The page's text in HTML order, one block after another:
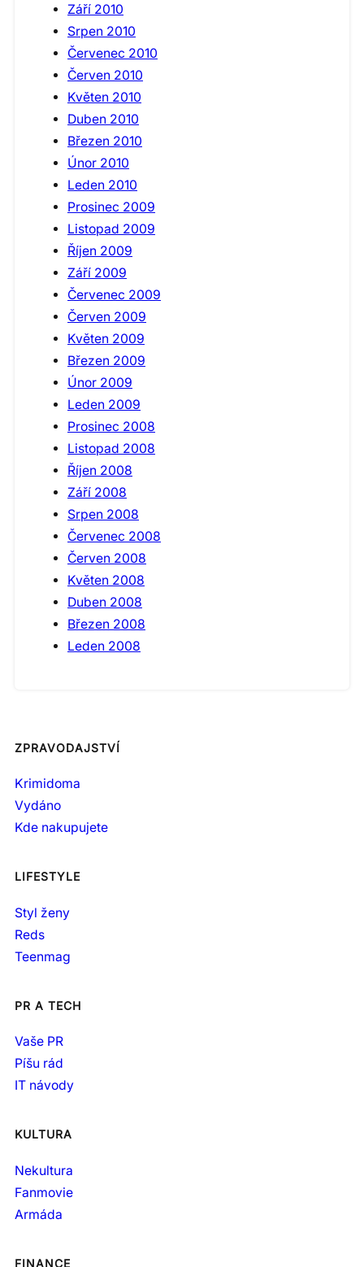
Září 2010
Srpen 2010
Červenec 2010
Červen 2010
Květen 2010
Duben 2010
Březen 2010
Únor 2010
Leden 2010
Prosinec 2009
Listopad 2009
Říjen 2009
Září 2009
Červenec 2009
Červen 2009
Květen 2009
Březen 2009
Únor 2009
Leden 2009
Prosinec 2008
Listopad 2008
Říjen 2008
Září 2008
Srpen 2008
Červenec 2008
Červen 2008
Květen 2008
Duben 2008
Březen 2008
Leden 2008
ZPRAVODAJSTVÍ
Krimidoma
Vydáno
Kde nakupujete
LIFESTYLE
Styl ženy
Reds
Teenmag
PR A TECH
Vaše PR
Píšu rád
IT návody
KULTURA
Nekultura
Fanmovie
Armáda
FINANCE